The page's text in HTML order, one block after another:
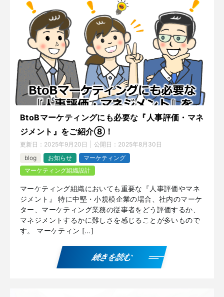
BtoBマーケティングにも必要な『人事評価・マネ
ジメント』をご紹介⑧！
更新日： 2025年9月20日 公開日： 2025年8月30日
blog
お知らせ
マーケティング
マーケティング組織設計
マーケティング組織においても重要な『人事評価やマネ
ジメント』 特に中堅・小規模企業の場合、社内のマーケ
ター、マーケティング業務の従事者をどう評価するか、
マネジメントするかに難しさを感じることが多いもので
す。 マーケティン […]
続きを読む